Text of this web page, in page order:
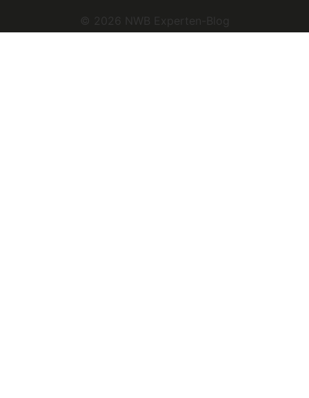
© 2026 NWB Experten-Blog